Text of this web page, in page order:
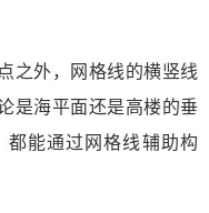
之外，网格线的横竖线
是海平面还是高楼的垂
能通过网格线辅助构